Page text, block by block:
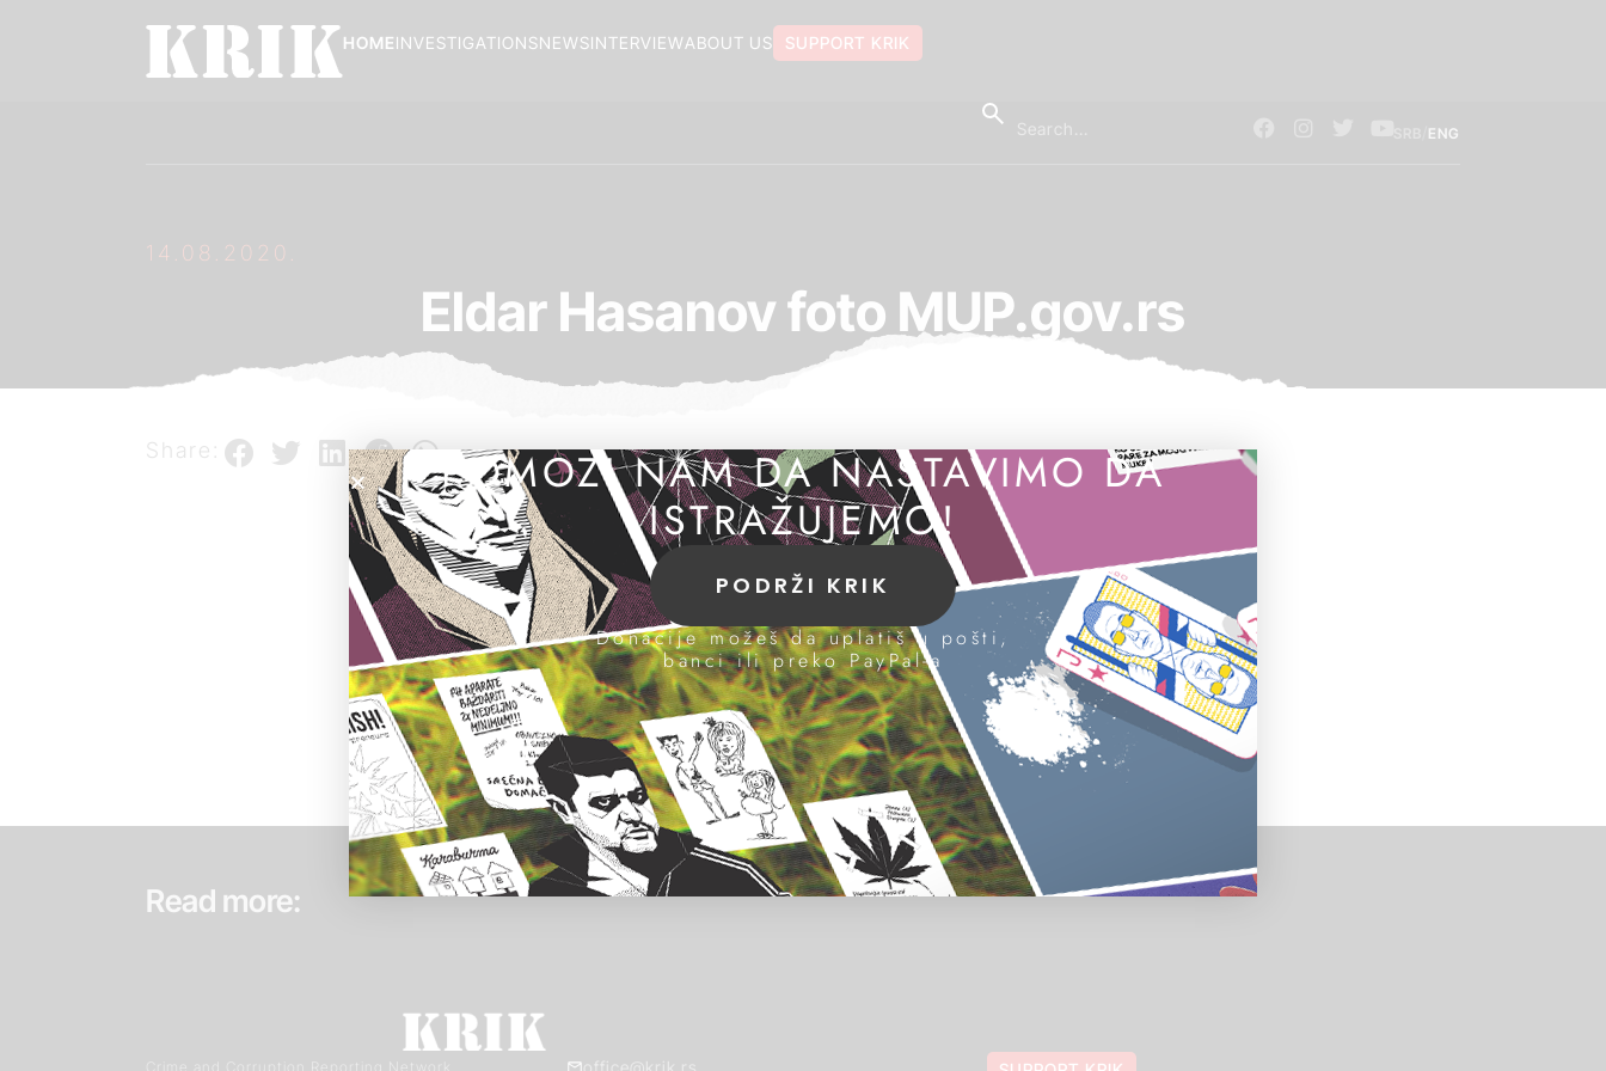
SUPPORT KRIK
ABOUT US
INTERVIEW
NEWS
INVESTIGATIONS
HOME
ENG
14.08.2020.
Eldar Hasanov foto MUP.gov.rs
Share:
Read more:
Crime and Corruption Reporting Network office@krik.rs
POMOZI NAM DA NASTAVIMO DA
ISTRAŽUJEMO!
PODRŽI KRIK
Donacije možeš da uplatiš u pošti,
banci ili preko PayPal-a